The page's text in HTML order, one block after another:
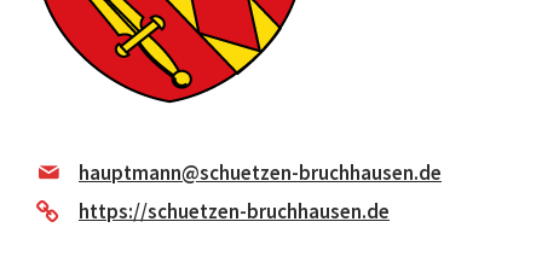
hauptmann@schuetzen-bruchhausen.de
https://schuetzen-bruchhausen.de